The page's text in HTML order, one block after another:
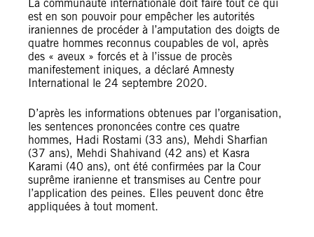
La communauté internationale doit faire tout ce qui
est en son pouvoir pour empêcher les autorités
iraniennes de procéder à l’amputation des doigts de
quatre hommes reconnus coupables de vol, après
des « aveux » forcés et à l’issue de procès
manifestement iniques, a déclaré Amnesty
International le 24 septembre 2020.
D’après les informations obtenues par l’organisation,
les sentences prononcées contre ces quatre
hommes, Hadi Rostami (33 ans), Mehdi Sharfian
(37 ans), Mehdi Shahivand (42 ans) et Kasra
Karami (40 ans), ont été confirmées par la Cour
suprême iranienne et transmises au Centre pour
l’application des peines. Elles peuvent donc être
appliquées à tout moment.